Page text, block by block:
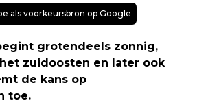
als voorkeursbron op Google
grotendeels zonnig,
zuidoosten en later ook
de kans op
toe.